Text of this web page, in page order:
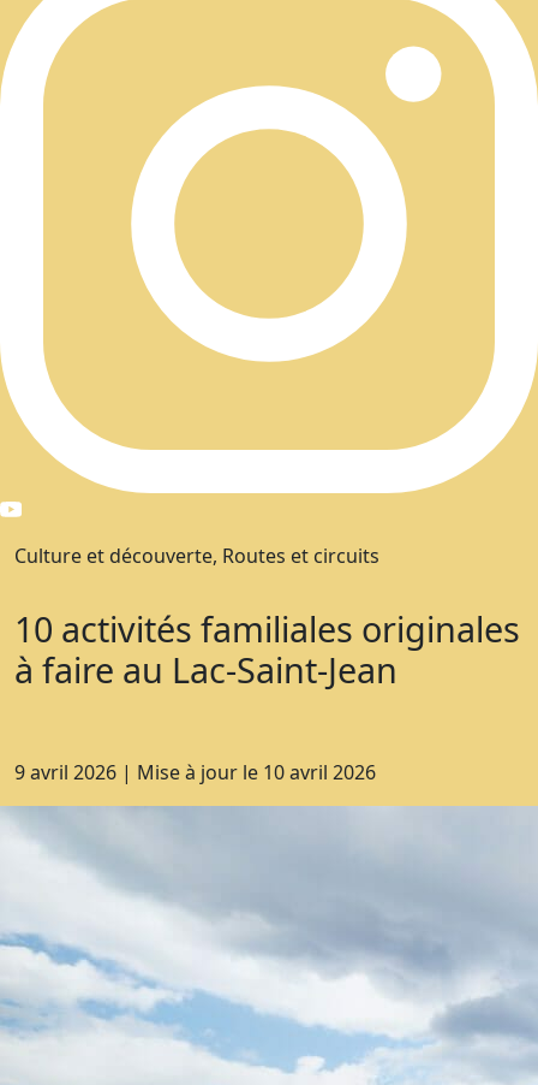
Culture et découverte, Routes et circuits
10 activités familiales originales
à faire au Lac-Saint-Jean
9 avril 2026 | Mise à jour le 10 avril 2026